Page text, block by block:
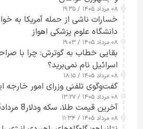
۰۸ مرداد ۱۴۰۵ / ۱۹:۳۵
خسارات ناشی از حمله آمریکا به
دانشگاه علوم پزشکی اهواز
۰۸ مرداد ۱۴۰۵ / ۱۹:۰۳
بقایی خطاب به گوترش: چرا با
اسرائیل نام نمی‌برید؟
۰۸ مرداد ۱۴۰۵ / ۱۸:۱۵
گفت‌وگوی تلفنی وزرای امور خارجه
۰۸ مرداد ۱۴۰۵ / ۱۳:۲۷
آخرین قیمت طلا، سکه ودلار8 مرداد1405
۰۸ مرداد ۱۴۰۵ / ۱۱:۳۴